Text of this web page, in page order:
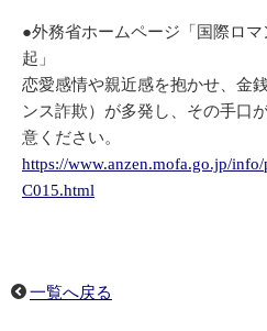
●外務省ホームページ「国際ロ
起」
恋愛感情や親近感を抱かせ、金
ンス詐欺）が多発し、その手口
意ください。
https://www.anzen.mofa.go.jp/
C015.html
一覧へ戻る